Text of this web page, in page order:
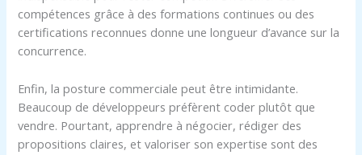
compétences grâce à des formations continues ou des
certifications reconnues donne une longueur d’avance sur la
concurrence.
Enfin, la posture commerciale peut être intimidante.
Beaucoup de développeurs préfèrent coder plutôt que
vendre. Pourtant, apprendre à négocier, rédiger des
propositions claires, et valoriser son expertise sont des